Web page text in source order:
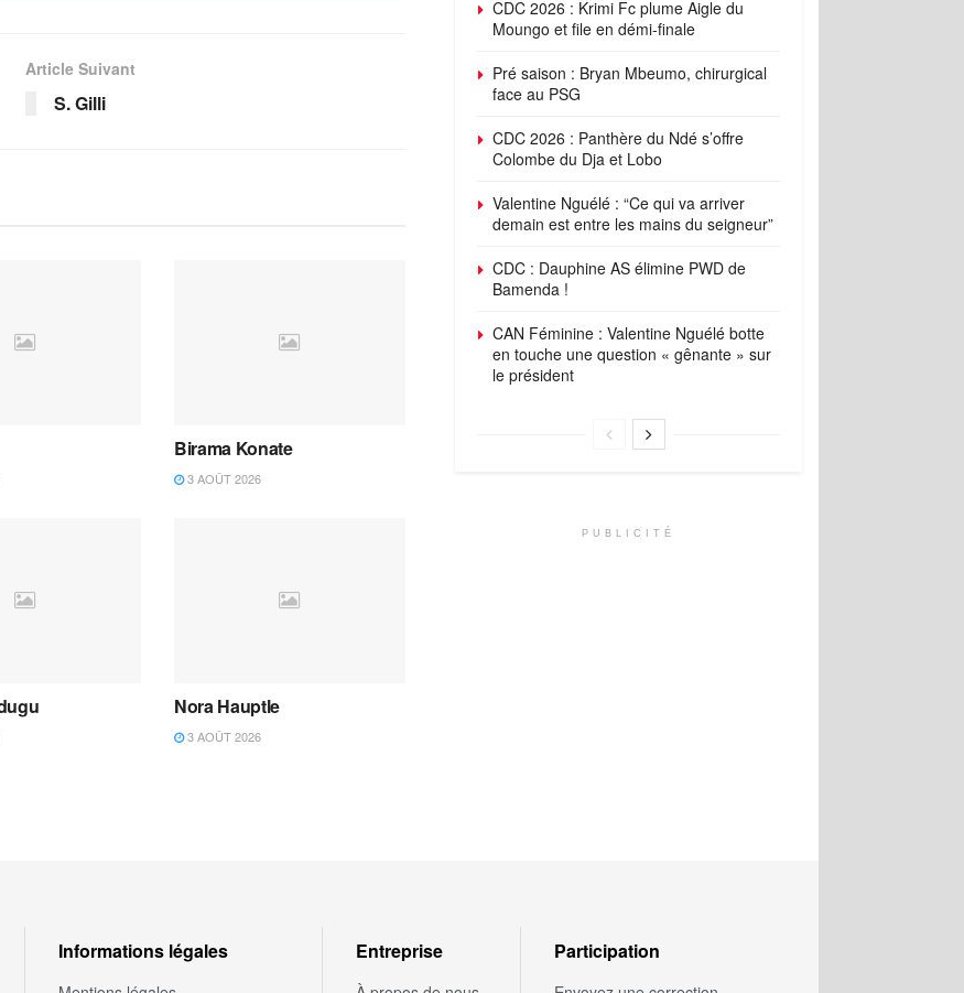
Article Suivant
S. Gilli
Birama Konate
3 AOÛT 2026
Nora Hauptle
3 AOÛT 2026
CDC 2026 : Krimi Fc plume Aigle du
Moungo et file en démi-finale
Pré saison : Bryan Mbeumo, chirurgical
face au PSG
CDC 2026 : Panthère du Ndé s’offre
Colombe du Dja et Lobo
Valentine Nguélé : “Ce qui va arriver
demain est entre les mains du seigneur”
CDC : Dauphine AS élimine PWD de
Bamenda !
CAN Féminine : Valentine Nguélé botte
en touche une question « gênante » sur
le président
PUBLICITÉ
Informations légales Entreprise Participation